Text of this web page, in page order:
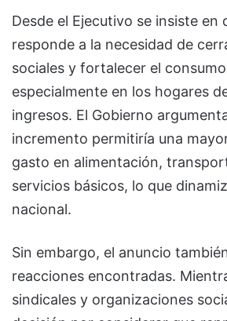
Desde el Ejecutivo se insiste en
responde a la necesidad de
sociales y fortalecer el
especialmente en los hogares
ingresos. El Gobierno
incremento permitiría una
gasto en alimentación,
servicios básicos, lo que
nacional.
Sin embargo, el anuncio
reacciones encontradas.
sindicales y organizaciones